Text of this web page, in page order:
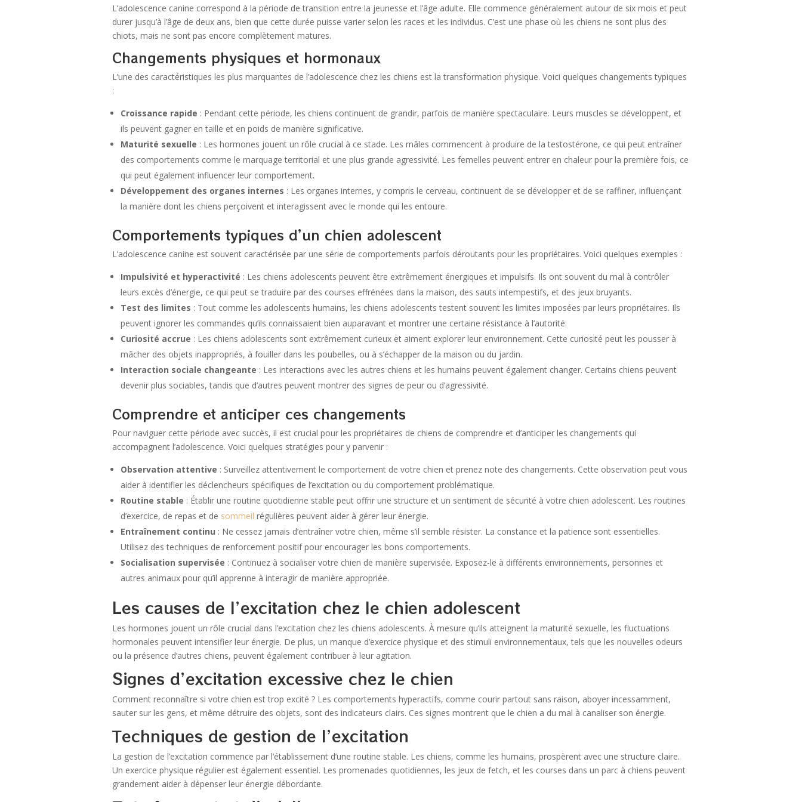
L’adolescence canine correspond à la période de transition entre la jeunesse et l’âge adulte. Elle commence généralement autour de six mois et peut
durer jusqu’à l’âge de deux ans, bien que cette durée puisse varier selon les races et les individus. C’est une phase où les chiens ne sont plus des
chiots, mais ne sont pas encore complètement matures.
Changements physiques et hormonaux
L’une des caractéristiques les plus marquantes de l’adolescence chez les chiens est la transformation physique. Voici quelques changements typiques
:
Croissance rapide : Pendant cette période, les chiens continuent de grandir, parfois de manière spectaculaire. Leurs muscles se développent, et
ils peuvent gagner en taille et en poids de manière significative.
Maturité sexuelle : Les hormones jouent un rôle crucial à ce stade. Les mâles commencent à produire de la testostérone, ce qui peut entraîner
des comportements comme le marquage territorial et une plus grande agressivité. Les femelles peuvent entrer en chaleur pour la première fois, ce
qui peut également influencer leur comportement.
Développement des organes internes : Les organes internes, y compris le cerveau, continuent de se développer et de se raffiner, influençant
la manière dont les chiens perçoivent et interagissent avec le monde qui les entoure.
Comportements typiques d’un chien adolescent
L’adolescence canine est souvent caractérisée par une série de comportements parfois déroutants pour les propriétaires. Voici quelques exemples :
Impulsivité et hyperactivité : Les chiens adolescents peuvent être extrêmement énergiques et impulsifs. Ils ont souvent du mal à contrôler
leurs excès d’énergie, ce qui peut se traduire par des courses effrénées dans la maison, des sauts intempestifs, et des jeux bruyants.
Test des limites : Tout comme les adolescents humains, les chiens adolescents testent souvent les limites imposées par leurs propriétaires. Ils
peuvent ignorer les commandes qu’ils connaissaient bien auparavant et montrer une certaine résistance à l’autorité.
Curiosité accrue : Les chiens adolescents sont extrêmement curieux et aiment explorer leur environnement. Cette curiosité peut les pousser à
mâcher des objets inappropriés, à fouiller dans les poubelles, ou à s’échapper de la maison ou du jardin.
Interaction sociale changeante : Les interactions avec les autres chiens et les humains peuvent également changer. Certains chiens peuvent
devenir plus sociables, tandis que d’autres peuvent montrer des signes de peur ou d’agressivité.
Comprendre et anticiper ces changements
Pour naviguer cette période avec succès, il est crucial pour les propriétaires de chiens de comprendre et d’anticiper les changements qui
accompagnent l’adolescence. Voici quelques stratégies pour y parvenir :
Observation attentive : Surveillez attentivement le comportement de votre chien et prenez note des changements. Cette observation peut vous
aider à identifier les déclencheurs spécifiques de l’excitation ou du comportement problématique.
Routine stable : Établir une routine quotidienne stable peut offrir une structure et un sentiment de sécurité à votre chien adolescent. Les routines
d’exercice, de repas et de sommeil régulières peuvent aider à gérer leur énergie.
Entraînement continu : Ne cessez jamais d’entraîner votre chien, même s’il semble résister. La constance et la patience sont essentielles.
Utilisez des techniques de renforcement positif pour encourager les bons comportements.
Socialisation supervisée : Continuez à socialiser votre chien de manière supervisée. Exposez-le à différents environnements, personnes et
autres animaux pour qu’il apprenne à interagir de manière appropriée.
Les causes de l’excitation chez le chien adolescent
Les hormones jouent un rôle crucial dans l’excitation chez les chiens adolescents. À mesure qu’ils atteignent la maturité sexuelle, les fluctuations
hormonales peuvent intensifier leur énergie. De plus, un manque d’exercice physique et des stimuli environnementaux, tels que les nouvelles odeurs
ou la présence d’autres chiens, peuvent également contribuer à leur agitation.
Signes d’excitation excessive chez le chien
Comment reconnaître si votre chien est trop excité ? Les comportements hyperactifs, comme courir partout sans raison, aboyer incessamment,
sauter sur les gens, et même détruire des objets, sont des indicateurs clairs. Ces signes montrent que le chien a du mal à canaliser son énergie.
Techniques de gestion de l’excitation
La gestion de l’excitation commence par l’établissement d’une routine stable. Les chiens, comme les humains, prospèrent avec une structure claire.
Un exercice physique régulier est également essentiel. Les promenades quotidiennes, les jeux de fetch, et les courses dans un parc à chiens peuvent
grandement aider à dépenser leur énergie débordante.